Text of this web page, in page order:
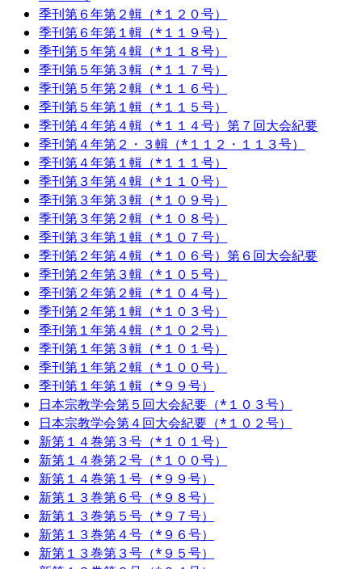
季刊第６年第２輯（*１２０号）
季刊第６年第１輯（*１１９号）
季刊第５年第４輯（*１１８号）
季刊第５年第３輯（*１１７号）
季刊第５年第２輯（*１１６号）
季刊第５年第１輯（*１１５号）
季刊第４年第４輯（*１１４号）第７回大会紀要
季刊第４年第２・３輯（*１１２・１１３号）
季刊第４年第１輯（*１１１号）
季刊第３年第４輯（*１１０号）
季刊第３年第３輯（*１０９号）
季刊第３年第２輯（*１０８号）
季刊第３年第１輯（*１０７号）
季刊第２年第４輯（*１０６号）第６回大会紀要
季刊第２年第３輯（*１０５号）
季刊第２年第２輯（*１０４号）
季刊第２年第１輯（*１０３号）
季刊第１年第４輯（*１０２号）
季刊第１年第３輯（*１０１号）
季刊第１年第２輯（*１００号）
季刊第１年第１輯（*９９号）
日本宗教学会第５回大会紀要（*１０３号）
日本宗教学会第４回大会紀要（*１０２号）
新第１４巻第３号（*１０１号）
新第１４巻第２号（*１００号）
新第１４巻第１号（*９９号）
新第１３巻第６号（*９８号）
新第１３巻第５号（*９７号）
新第１３巻第４号（*９６号）
新第１３巻第３号（*９５号）